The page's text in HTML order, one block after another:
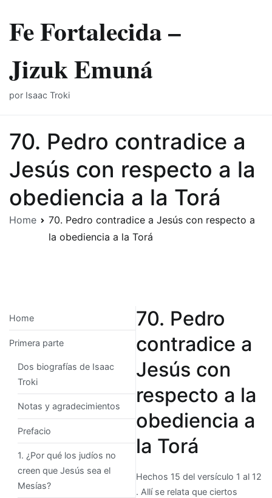
content
Fe Fortalecida –
Jizuk Emuná
por Isaac Troki
70. Pedro contradice a
Jesús con respecto a la
obediencia a la Torá
Home
70. Pedro contradice a Jesús con respecto a
la obediencia a la Torá
70. Pedro
contradice a
Jesús con
respecto a la
obediencia a
la Torá
Hechos 15 del versículo 1 al 12
. Allí se relata que ciertos
Home
Primera parte
Dos biografías de Isaac
Troki
Notas y agradecimientos
Prefacio
1. ¿Por qué los judíos no
creen que Jesús sea el
Mesías?